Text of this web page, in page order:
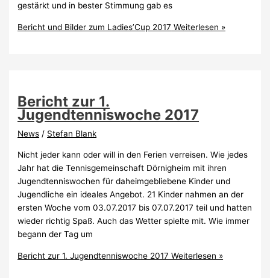
gestärkt und in bester Stimmung gab es
Bericht und Bilder zum Ladies’Cup 2017 Weiterlesen »
Bericht zur 1.
Jugendtenniswoche 2017
News / Stefan Blank
Nicht jeder kann oder will in den Ferien verreisen. Wie jedes
Jahr hat die Tennisgemeinschaft Dörnigheim mit ihren
Jugendtenniswochen für daheimgebliebene Kinder und
Jugendliche ein ideales Angebot. 21 Kinder nahmen an der
ersten Woche vom 03.07.2017 bis 07.07.2017 teil und hatten
wieder richtig Spaß. Auch das Wetter spielte mit. Wie immer
begann der Tag um
Bericht zur 1. Jugendtenniswoche 2017 Weiterlesen »